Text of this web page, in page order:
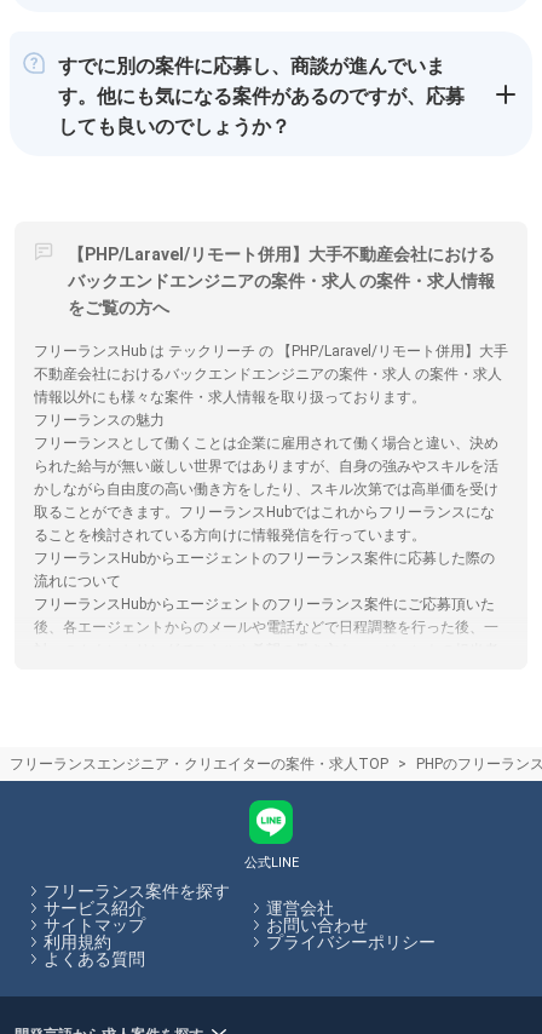
すでに別の案件に応募し、商談が進んでいま
す。他にも気になる案件があるのですが、応募
しても良いのでしょうか？
【PHP/Laravel/リモート併用】大手不動産会社における
バックエンドエンジニアの案件・求人 の案件・求人情報
をご覧の方へ
フリーランスHub は テックリーチ の 【PHP/Laravel/リモート併用】大手
不動産会社におけるバックエンドエンジニアの案件・求人 の案件・求人
情報以外にも様々な案件・求人情報を取り扱っております。
フリーランスの魅力
フリーランスとして働くことは企業に雇用されて働く場合と違い、決め
られた給与が無い厳しい世界ではありますが、自身の強みやスキルを活
かしながら自由度の高い働き方をしたり、スキル次第では高単価を受け
取ることができます。フリーランスHubではこれからフリーランスにな
ることを検討されている方向けに情報発信を行っています。
フリーランスHubからエージェントのフリーランス案件に応募した際の
流れについて
フリーランスHubからエージェントのフリーランス案件にご応募頂いた
後、各エージェントからのメールや電話などで日程調整を行った後、一
くれるエージェントもあるため、自らの希望に合った案件があるかを考
は、フリーランスエージェントの各特徴やおすすめポイントの閲覧、エ
ージェントへの応募を一括で行うことができます。
フリーランスHubはお客様のフリーランス案件探しを最大限サポートし
ていきます。
フリーランスエンジニア・クリエイターの案件・求人TOP PHPのフリーラン
公式LINE
フリーランス案件を探す
サービス紹介
運営会社
サイトマップ
お問い合わせ
利用規約
プライバシーポリシー
よくある質問